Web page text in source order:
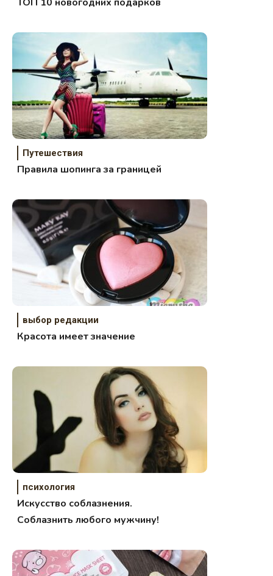
Путешествия
Правила шопинга за границей
выбор редакции
Красота имеет значение
психология
Искусство соблазнения.
Соблазнить любого мужчину!